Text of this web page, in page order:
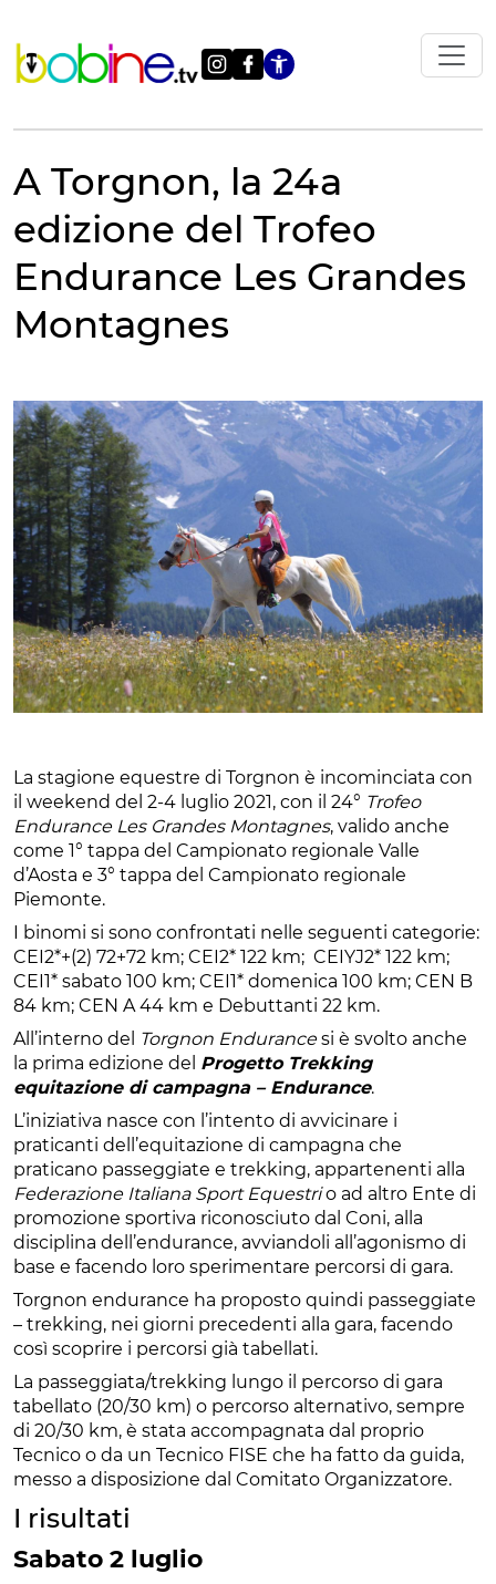
contenuto
Apri le
A Torgnon, la 24a
edizione del Trofeo
Endurance Les Grandes
Montagnes
La stagione equestre di Torgnon è incominciata con
il weekend del 2-4 luglio 2021, con il 24° Trofeo
Endurance Les Grandes Montagnes, valido anche
come 1° tappa del Campionato regionale Valle
d’Aosta e 3° tappa del Campionato regionale
Piemonte.
I binomi si sono confrontati nelle seguenti categorie:
CEI2*+(2) 72+72 km; CEI2* 122 km; CEIYJ2* 122 km;
CEI1* sabato 100 km; CEI1* domenica 100 km; CEN B
84 km; CEN A 44 km e Debuttanti 22 km.
All’interno del Torgnon Endurancesi è svolto anche
la prima edizione del Progetto Trekking
equitazione di campagna – Endurance.
L’iniziativa nasce con l’intento di avvicinare i
praticanti dell’equitazione di campagna che
praticano passeggiate e trekking, appartenenti alla
Federazione Italiana Sport Equestrio ad altro Ente di
promozione sportiva riconosciuto dal Coni, alla
disciplina dell’endurance, avviandoli all’agonismo di
base e facendo loro sperimentare percorsi di gara.
Torgnon endurance ha proposto quindi passeggiate
– trekking, nei giorni precedenti alla gara, facendo
così scoprire i percorsi già tabellati.
La passeggiata/trekking lungo il percorso di gara
tabellato (20/30 km) o percorso alternativo, sempre
di 20/30 km, è stata accompagnata dal proprio
Tecnico o da un Tecnico FISE che ha fatto da guida,
messo a disposizione dal Comitato Organizzatore.
I risultati
Sabato 2 luglio